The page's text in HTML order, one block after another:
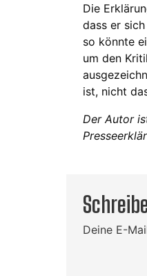
Die
dass er
so könnte
um den
ist, nicht
Der Autor
Deine E-